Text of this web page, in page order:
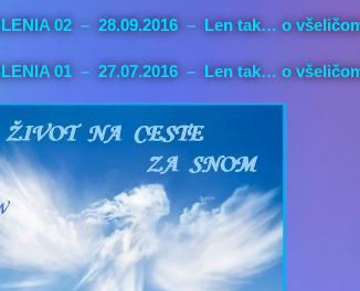
02 – 28.09.2016 – Len tak… o
01 – 27.07.2016 – Len tak… o